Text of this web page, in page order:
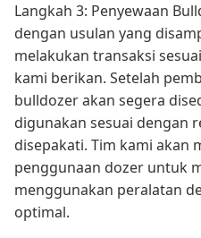
Langkah 3: Penyewaan
dengan usulan yang
melakukan transaksi
kami berikan. Setelah
bulldozer akan segera
digunakan sesuai dengan
disepakati. Tim kami akan
penggunaan dozer untuk
menggunakan peralatan
optimal.